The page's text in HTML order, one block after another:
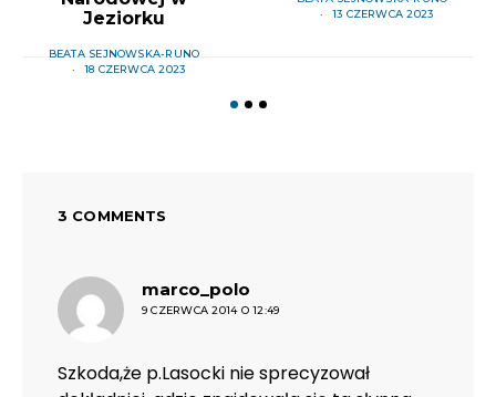
Jeziorku
BEATA SEJNOWSKA-RUNO
18 CZERWCA 2023
13 CZERWCA 2023
3 COMMENTS
marco_polo
9 CZERWCA 2014 O 12:49
Szkoda,że p.Lasocki nie sprecyzował